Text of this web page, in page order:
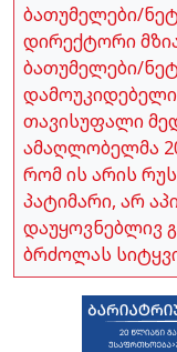
ბათუმელები/
დირექტორი
ბათუმელები/
თავისუფალი
ამაღლობელმა
რომ ის არის
პატიმარი, არ
დაუყოვნებლივ
ბრძოლას